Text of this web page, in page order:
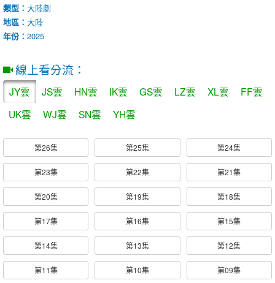
類型： 大陸劇
地區： 大陸
年份： 2025
線上看分流：
JY雲 JS雲 HN雲 IK雲 GS雲 LZ雲 XL雲
FF雲
UK雲
WJ雲 SN雲 YH雲
第26集 第25集 第24集
第23集 第22集 第21集
第20集 第19集 第18集
第17集 第16集 第15集
第14集 第13集 第12集
第11集 第10集 第09集